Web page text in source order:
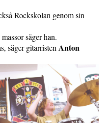
Rockskolan genom sin
säger han.
säger gitarristen Anton